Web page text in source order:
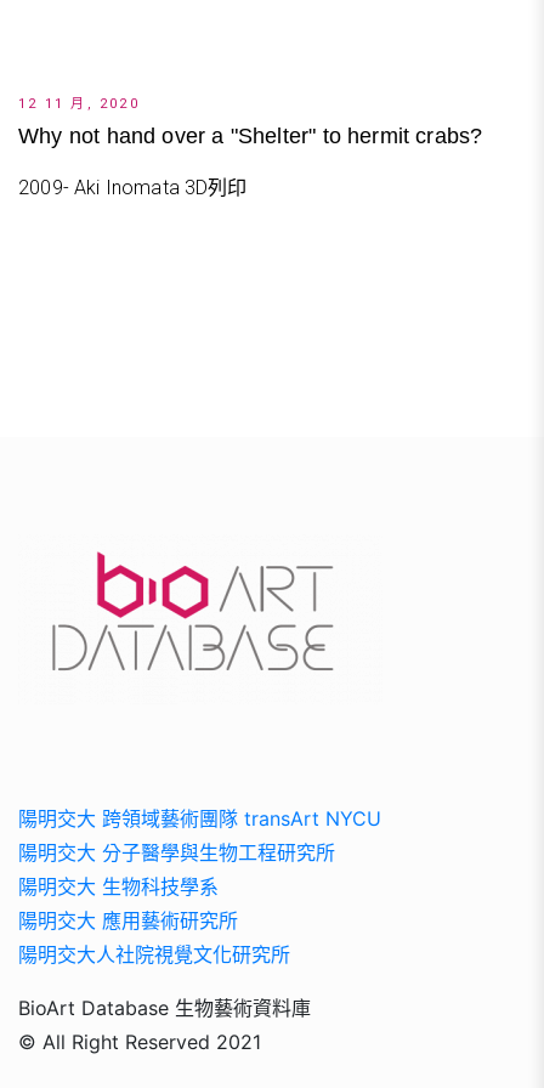
12 11 月, 2020
Why not hand over a "Shelter" to hermit crabs?
2009- Aki Inomata 3D列印
陽明交大 跨領域藝術團隊 transArt NYCU
陽明交大 分子醫學與生物工程研究所
陽明交大 生物科技學系
陽明交大 應用藝術研究所
陽明交大人社院視覺文化研究所
BioArt Database 生物藝術資料庫
© All Right Reserved 2021